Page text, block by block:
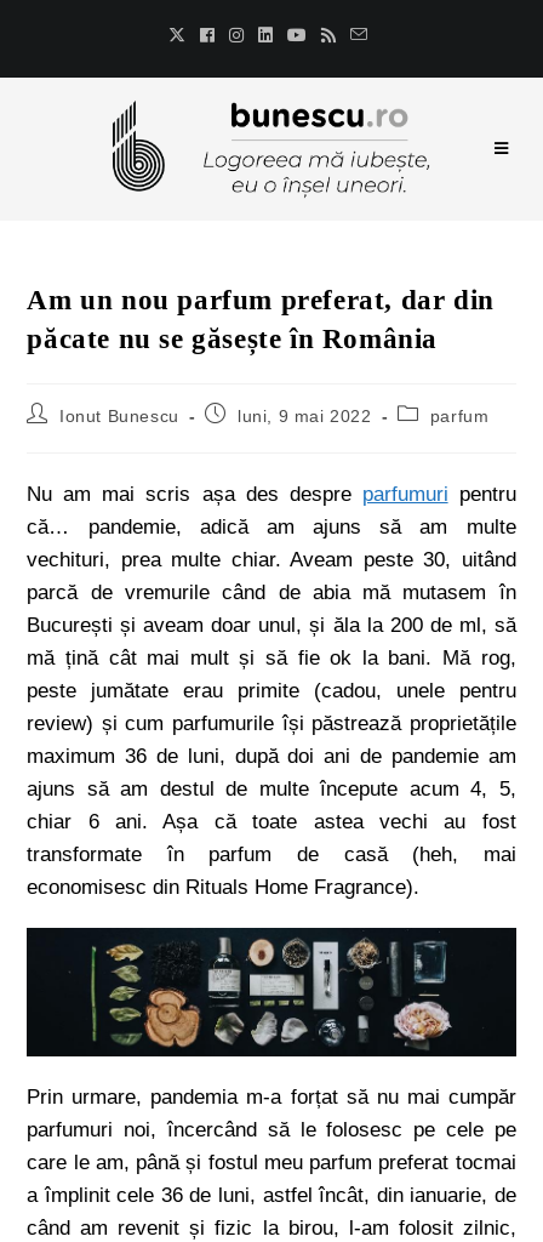
Am un nou parfum preferat, dar din
păcate nu se găsește în România
Ionut Bunescu luni, 9 mai 2022 parfum
Nu am mai scris așa des despre parfumuri pentru
că… pandemie, adică am ajuns să am multe
vechituri, prea multe chiar. Aveam peste 30, uitând
parcă de vremurile când de abia mă mutasem în
București și aveam doar unul, și ăla la 200 de ml, să
mă țină cât mai mult și să fie ok la bani. Mă rog,
peste jumătate erau primite (cadou, unele pentru
review) și cum parfumurile își păstrează proprietățile
maximum 36 de luni, după doi ani de pandemie am
ajuns să am destul de multe începute acum 4, 5,
chiar 6 ani. Așa că toate astea vechi au fost
transformate în parfum de casă (heh, mai
economisesc din Rituals Home Fragrance).
Prin urmare, pandemia m-a forțat să nu mai cumpăr
parfumuri noi, încercând să le folosesc pe cele pe
care le am, până și fostul meu parfum preferat tocmai
a împlinit cele 36 de luni, astfel încât, din ianuarie, de
când am revenit și fizic la birou, l-am folosit zilnic,